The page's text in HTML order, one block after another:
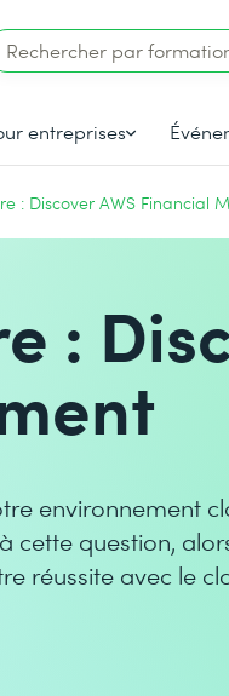
entreprises
: Discover AWS Financial
:
environnement
cette question,
réussite avec le